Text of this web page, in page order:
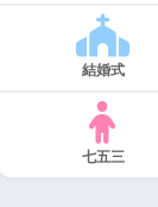
結婚式
七五三